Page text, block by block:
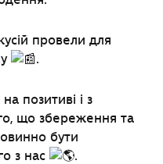
провели для
.
позитиві і з
що збереження та
бути
з нас
.